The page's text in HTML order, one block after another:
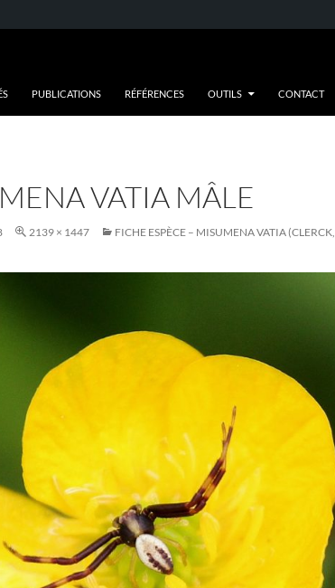
PUBLICATIONS RÉFÉRENCES OUTILS CONTACT
VATIA MÂLE
2139 × 1447
FICHE ESPÈCE – MISUMENA VATIA (CLERCK,